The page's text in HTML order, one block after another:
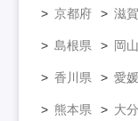
京都府 滋
島根県 岡
香川県 愛
熊本県 大